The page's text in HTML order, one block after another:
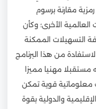
مقارنة برسوم
الأخرى؛ وكأن
التسهيلات الممكنة
من هذا البرنامج
مستقبلا مهنيا مميزا
معلوماتية قوية تمكن
والدولية بقوة